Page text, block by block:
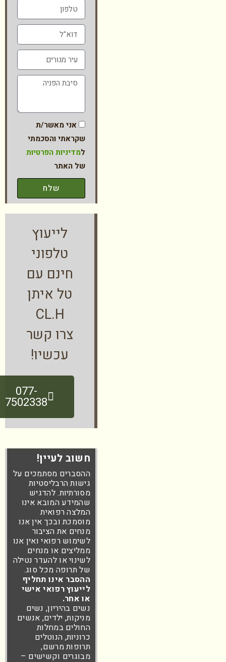
אני מאשר/ת
שקראתי והסכמתי
מדיניות הפרטיות
של האתר
לייעוץ
טלפוני
חינם עם
טל איתן
CL.H
צרו קשר
עכשיו!
077-
7502338
חשוב לעיין!
ההסברים מסתמכים על
גישות הרבליסטיות
מסורתיות. להדגיש
שהמידע המובא אינו
המלצה רפואית
מוסמכת ובכך אין אנו
מנחים את הציבור
לשימוש רפואי ואין אנו
ממליצים או מנחים
לשינוי או להעדר נטילה
של תרופה מכל סוג.
ההסבר אינו תחליף
לייעוץ רפואי אישי
או אחר.
נשים בהיריון, נשים
מניקות, ילדים, אנשים
החולים במחלות
כרוניות, הנוטלים
תרופות מרשם,
מבוגרים וקשישים –